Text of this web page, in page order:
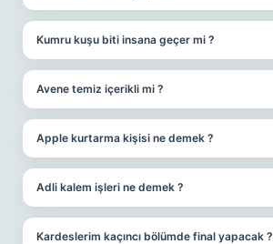
Kumru kuşu biti insana geçer mi ?
Avene temiz içerikli mi ?
Apple kurtarma kişisi ne demek ?
Adli kalem işleri ne demek ?
Kardeslerim kaçıncı bölümde final yapacak ?